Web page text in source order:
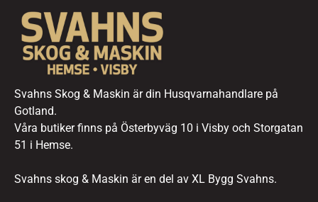
Svahns Skog & Maskin är din Husqvarnahandlare på
Gotland.
Våra butiker finns på Österbyväg 10 i Visby och Storgatan
51 i Hemse.
Svahns skog & Maskin är en del av XL Bygg Svahns.